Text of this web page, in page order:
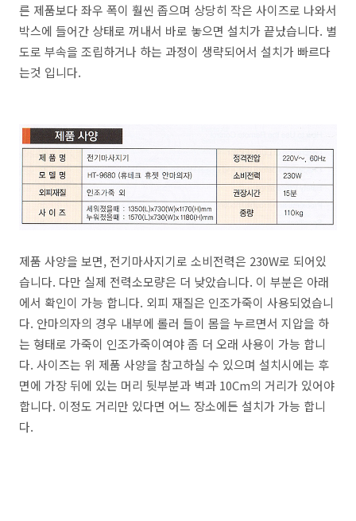
른 제품보다 좌우 폭이 훨씬 좁으며 상당히 작은 사이즈로 나와서
박스에 들어간 상태로 꺼내서 바로 놓으면 설치가 끝났습니다. 별
도로 부속을 조립하거나 하는 과정이 생략되어서 설치가 빠르다
는것 입니다.
제품 사양을 보면, 전기마사지기로 소비전력은 230W로 되어있
습니다. 다만 실제 전력소모량은 더 낮았습니다. 이 부분은 아래
에서 확인이 가능 합니다. 외피 재질은 인조가죽이 사용되었습니
다. 안마의자의 경우 내부에 롤러 들이 몸을 누르면서 지압을 하
는 형태로 가죽이 인조가죽이여야 좀 더 오래 사용이 가능 합니
다. 사이즈는 위 제품 사양을 참고하실 수 있으며 설치시에는 후
면에 가장 뒤에 있는 머리 뒷부분과 벽과 10Cm의 거리가 있어야
합니다. 이정도 거리만 있다면 어느 장소에든 설치가 가능 합니
다.